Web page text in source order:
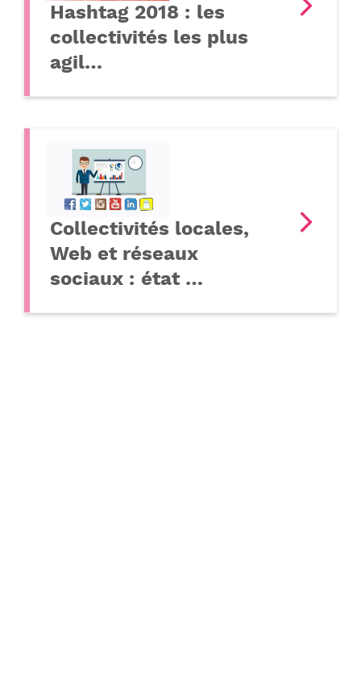
Hashtag 2018 : les
collectivités les plus
agil…
Collectivités locales,
Web et réseaux
sociaux : état …